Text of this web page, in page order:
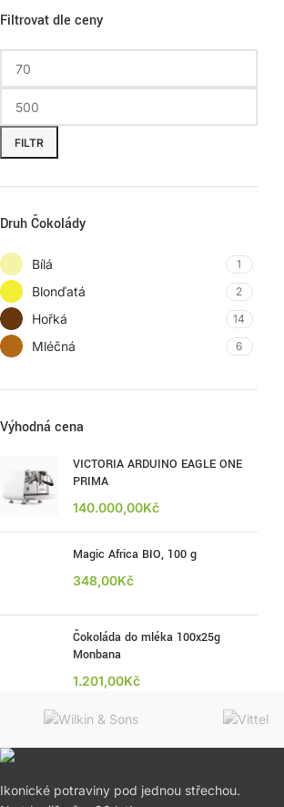
Filtrovat dle ceny
FILTR
Druh Čokolády
Bílá 1
Blonďatá 2
Hořká 14
Mléčná 6
Výhodná cena
VICTORIA ARDUINO EAGLE ONE
PRIMA
140.000,00Kč
Magic Africa BIO, 100 g
348,00Kč
Čokoláda do mléka 100x25g
Monbana
1.201,00Kč
Ikonické potraviny pod jednou střechou.